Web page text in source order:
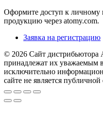
Оформите доступ к личному
продукцию через atomy.com.
Заявка на регистрацию
© 2026 Сайт дистрибьютора
принадлежат их уважаемым
исключительно
сайте не является